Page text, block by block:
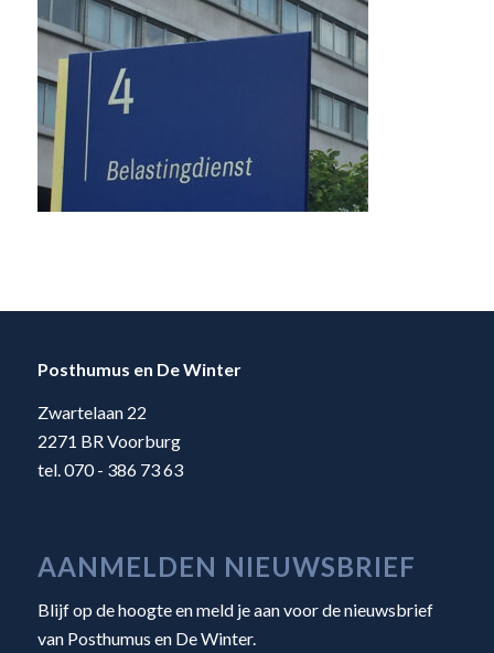
Posthumus en De Winter
Zwartelaan 22
2271 BR Voorburg
tel. 070 - 386 73 63
AANMELDEN NIEUWSBRIEF
Blijf op de hoogte en meld je aan voor de nieuwsbrief
van Posthumus en De Winter.